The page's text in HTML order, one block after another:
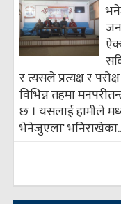
र त्यसले प्रत्यक्ष र
विभिन्न तहमा
छ । यसलाई हामीले
भेनेजुएला'